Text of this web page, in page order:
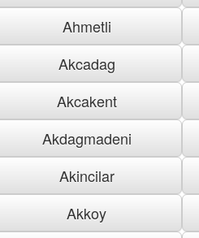
Ahmetli
Akcadag
Akcakent
Akdagmadeni
Akincilar
Akkoy